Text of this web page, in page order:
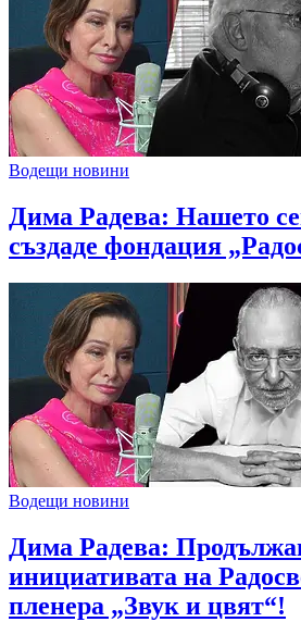
Водещи новини
Дима Радева: Нашето
създаде фондация
Водещи новини
Дима Радева:
инициативата на
пленера „Звук и цвят“!